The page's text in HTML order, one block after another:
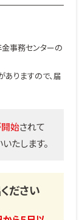
事務センターの
りますので、届
始されて
たします。
ださい